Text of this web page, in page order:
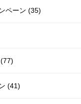
ペーン (35)
(41)